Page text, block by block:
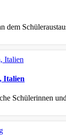
Italien
Schülerinnen